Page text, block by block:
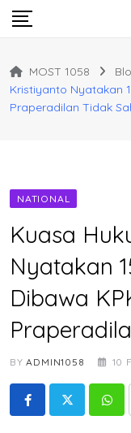
Skip
MOST 1058
Kristiyanto Nyatakan
Praperadilan Tidak
NATIONAL
Kuasa
Nyatakan
Dibawa
BYADMIN1058 10